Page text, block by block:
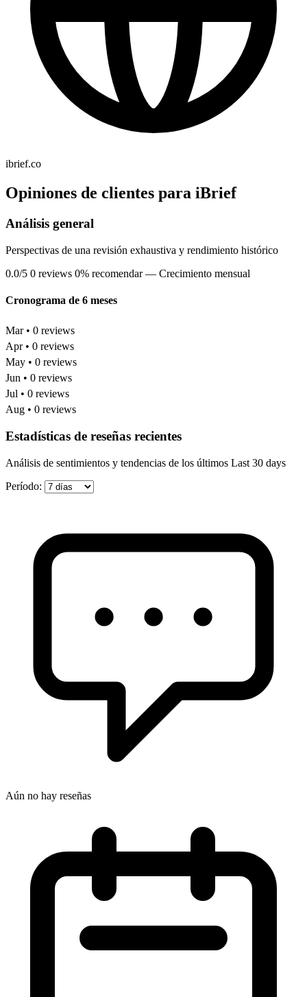
ibrief.co
Opiniones de clientes para iBrief
Análisis general
Perspectivas de una revisión exhaustiva y rendimiento histórico
0.0/5 0 reviews 0% recomendar — Crecimiento mensual
Cronograma de 6 meses
Mar • 0 reviews
Apr • 0 reviews
May • 0 reviews
Jun • 0 reviews
Jul • 0 reviews
Aug • 0 reviews
Estadísticas de reseñas recientes
Análisis de sentimientos y tendencias de los últimos Last 30 days
Período:
Aún no hay reseñas